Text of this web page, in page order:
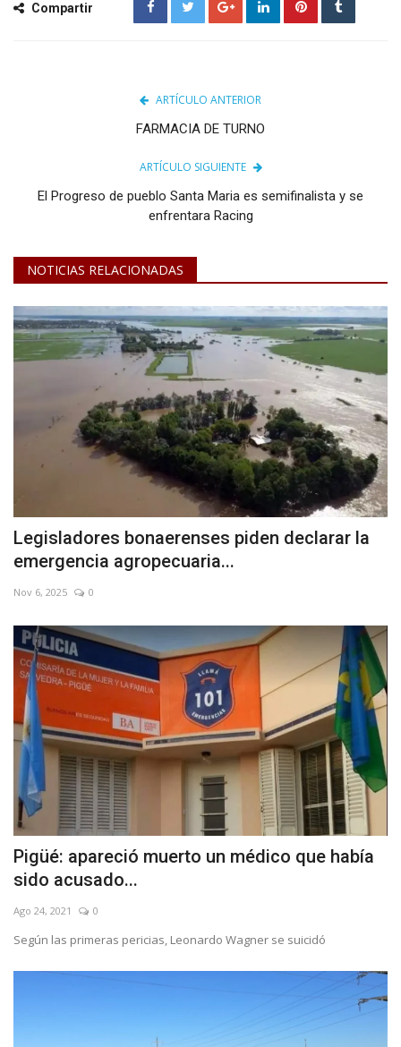
Compartir
ARTÍCULO ANTERIOR
FARMACIA DE TURNO
ARTÍCULO SIGUIENTE
El Progreso de pueblo Santa Maria es semifinalista y se
enfrentara Racing
NOTICIAS RELACIONADAS
Legisladores bonaerenses piden declarar la
emergencia agropecuaria...
Nov 6, 2025 0
Pigüé: apareció muerto un médico que había
sido acusado...
Ago 24, 2021 0
Según las primeras pericias, Leonardo Wagner se suicidó